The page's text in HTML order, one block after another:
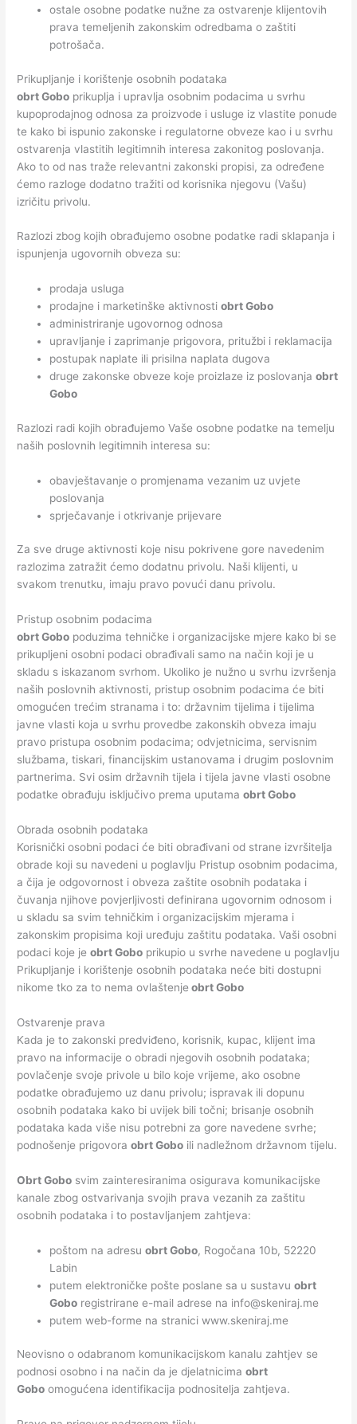
ostale osobne podatke nužne za ostvarenje klijentovih
prava temeljenih zakonskim odredbama o zaštiti
potrošača.
Prikupljanje i korištenje osobnih podataka
obrt Gobo prikuplja i upravlja osobnim podacima u svrhu
kupoprodajnog odnosa za proizvode i usluge iz vlastite ponude
te kako bi ispunio zakonske i regulatorne obveze kao i u svrhu
ostvarenja vlastitih legitimnih interesa zakonitog poslovanja.
Ako to od nas traže relevantni zakonski propisi, za određene
ćemo razloge dodatno tražiti od korisnika njegovu (Vašu)
izričitu privolu.
Razlozi zbog kojih obrađujemo osobne podatke radi sklapanja i
ispunjenja ugovornih obveza su:
prodaja usluga
prodajne i marketinške aktivnostiobrt Gobo
administriranje ugovornog odnosa
upravljanje i zaprimanje prigovora, pritužbi i reklamacija
postupak naplate ili prisilna naplata dugova
druge zakonske obveze koje proizlaze iz poslovanjaobrt
Gobo
Razlozi radi kojih obrađujemo Vaše osobne podatke na temelju
naših poslovnih legitimnih interesa su:
obavještavanje o promjenama vezanim uz uvjete
poslovanja
sprječavanje i otkrivanje prijevare
Za sve druge aktivnosti koje nisu pokrivene gore navedenim
razlozima zatražit ćemo dodatnu privolu. Naši klijenti, u
svakom trenutku, imaju pravo povući danu privolu.
Pristup osobnim podacima
obrt Gobo poduzima tehničke i organizacijske mjere kako bi se
prikupljeni osobni podaci obrađivali samo na način koji je u
skladu s iskazanom svrhom. Ukoliko je nužno u svrhu izvršenja
naših poslovnih aktivnosti, pristup osobnim podacima će biti
omogućen trećim stranama i to: državnim tijelima i tijelima
javne vlasti koja u svrhu provedbe zakonskih obveza imaju
pravo pristupa osobnim podacima; odvjetnicima, servisnim
službama, tiskari, financijskim ustanovama i drugim poslovnim
partnerima. Svi osim državnih tijela i tijela javne vlasti osobne
podatke obrađuju isključivo prema uputamaobrt Gobo
Obrada osobnih podataka
Korisnički osobni podaci će biti obrađivani od strane izvršitelja
obrade koji su navedeni u poglavlju Pristup osobnim podacima,
a čija je odgovornost i obveza zaštite osobnih podataka i
čuvanja njihove povjerljivosti definirana ugovornim odnosom i
u skladu sa svim tehničkim i organizacijskim mjerama i
zakonskim propisima koji uređuju zaštitu podataka. Vaši osobni
podaci koje jeobrt Gobo prikupio u svrhe navedene u poglavlju
Prikupljanje i korištenje osobnih podataka neće biti dostupni
nikome tko za to nema ovlaštenje obrt Gobo
Ostvarenje prava
Kada je to zakonski predviđeno, korisnik, kupac, klijent ima
pravo na informacije o obradi njegovih osobnih podataka;
povlačenje svoje privole u bilo koje vrijeme, ako osobne
podatke obrađujemo uz danu privolu; ispravak ili dopunu
osobnih podataka kako bi uvijek bili točni; brisanje osobnih
podataka kada više nisu potrebni za gore navedene svrhe;
podnošenje prigovoraobrt Gobo ili nadležnom državnom tijelu.
Obrt Gobo svim zainteresiranima osigurava komunikacijske
kanale zbog ostvarivanja svojih prava vezanih za zaštitu
osobnih podataka i to postavljanjem zahtjeva:
poštom na adresuobrt Gobo, Rogočana 10b, 52220
Labin
putem elektroničke pošte poslane sa u sustavuobrt
Gobo registrirane e-mail adrese na info@skeniraj.me
putem web-forme na stranici www.skeniraj.me
Neovisno o odabranom komunikacijskom kanalu zahtjev se
podnosi osobno i na način da je djelatnicimaobrt
Gobo omogućena identifikacija podnositelja zahtjeva.